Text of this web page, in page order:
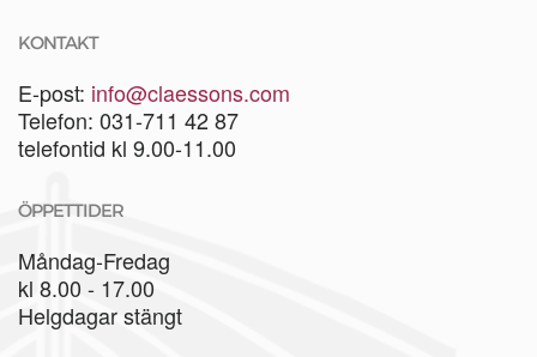
KONTAKT
E-post: info@claessons.com
Telefon: 031-711 42 87
telefontid kl 9.00-11.00
ÖPPETTIDER
Måndag-Fredag
kl 8.00 - 17.00
Helgdagar stängt